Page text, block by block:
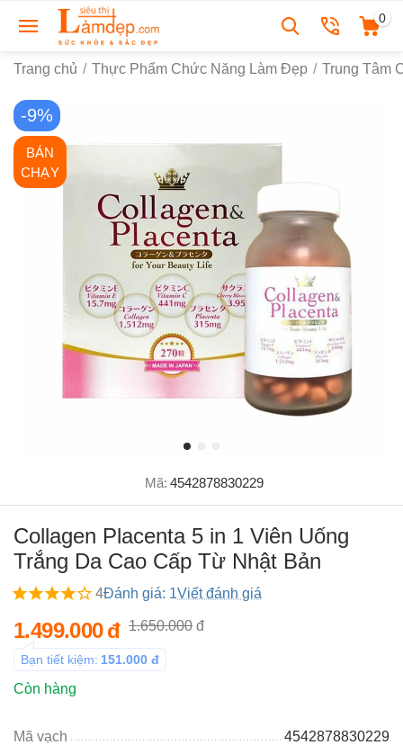
0
Trang chủ / Thực Phẩm Chức Năng Làm Đẹp / Trung Tâm
-9%
BÁN
CHẠY
Mã: 4542878830229
Collagen Placenta 5 in 1 Viên Uống
Trắng Da Cao Cấp Từ Nhật Bản
4Đánh giá: 1Viết đánh giá
1.499.000đ 1.650.000 đ
Bạn tiết kiệm: 151.000 đ
Còn hàng
Mã vạch 4542878830229